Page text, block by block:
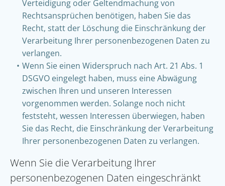
Verteidigung oder Geltendmachung von
Rechtsansprüchen benötigen, haben Sie das
Recht, statt der Löschung die Einschränkung der
Verarbeitung Ihrer personenbezogenen Daten zu
verlangen.
Wenn Sie einen Widerspruch nach Art. 21 Abs. 1
DSGVO eingelegt haben, muss eine Abwägung
zwischen Ihren und unseren Interessen
vorgenommen werden. Solange noch nicht
feststeht, wessen Interessen überwiegen, haben
Sie das Recht, die Einschränkung der Verarbeitung
Ihrer personenbezogenen Daten zu verlangen.
Wenn Sie die Verarbeitung Ihrer
personenbezogenen Daten eingeschränkt